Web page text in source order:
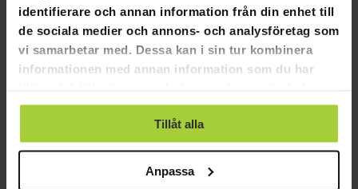
identifierare och annan information från din enhet till
de sociala medier och annons- och analysföretag som
vi samarbetar med. Dessa kan i sin tur kombinera
informationen med annan information som du har
använt deras tjänster.
Tillåt alla
Anpassa
Fornorth Sopskjul 98x101x131cm, mörkgrå
2 290,00 kr